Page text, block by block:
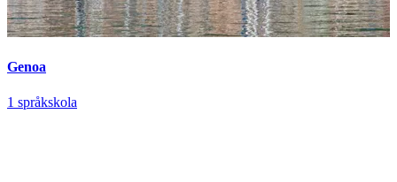
Genoa
1 språkskola